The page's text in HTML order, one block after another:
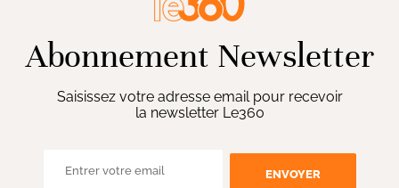
Abonnement Newsletter
Saisissez votre adresse email pour recevoir
la newsletter Le360
ENVOYER